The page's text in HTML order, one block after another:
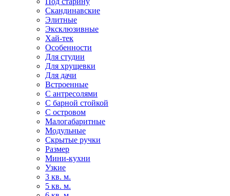
Скандинавские
Элитные
Эксклюзивные
Хай-тек
Особенности
Для студии
Для хрущевки
Для дачи
Встроенные
С антресолями
С барной стойкой
С островом
Малогабаритные
Модульные
Скрытые ручки
Размер
Мини-кухни
Узкие
3 кв. м.
5 кв. м.